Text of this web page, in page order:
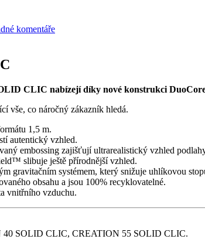
komentáře
CLIC nabízejí díky nové konstrukci
vše, co náročný zákazník hledá.
1,5 m.
autentický vzhled.
embossing zajišťují ultrarealistický vzhled
slibuje ještě přírodnější vzhled.
gravitačním systémem, který snižuje uhlíkovou
obsahu a jsou 100% recyklovatelné.
vnitřního vzduchu.
SOLID CLIC, CREATION 55 SOLID CLIC.